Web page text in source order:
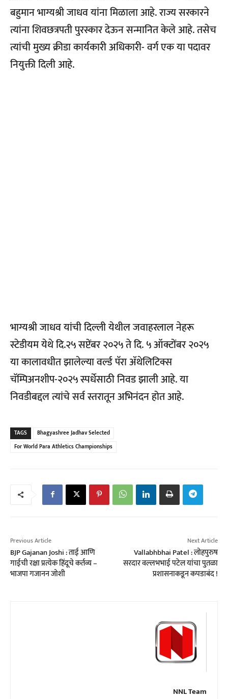
बहुमान भाग्यश्री जाधव यांना मिळाला आहे. राज्य सरकारने
त्यांना शिवछत्रपती पुरस्कार देऊन सन्मानित केले आहे. तसेच
त्यांची मुख्य क्रीडा कार्यकारी अधिकारी- वर्ग एक या पदावर
नियुक्ती दिली आहे.
भाग्यश्री जाधव यांची दिल्ली येथील जवाहरलाल नेहरू
स्टेडीयम येथे दि.२५ सप्टेंबर २०२५ ते दि. ५ ऑक्टोंबर २०२५
या कालावधीत झालेल्या वर्ल्ड पॅरा ॲथेलिटिक्स
चॅम्पिअनशीप-२०२५ स्पर्धेसाठी निवड झाली आहे. या
निवडीबद्दल त्यांचे सर्व स्तरातून अभिनंदन होत आहे.
TAGS
Bhagyashree Jadhav Selected
For World Para Athletics Championships
Previous Article
BJP Gajanan Joshi : ताई आणि
गाईची रक्षा प्रत्येक हिंदूचे कर्तव्य –
भाजपा गजानन जोशी
Next Article
Vallabhbhai Patel : लोहपुरुष
सरदार वल्लभभाई पटेल यांचा पुतळा
प्रशासनाकडून कपडाबंद !
NNL Team